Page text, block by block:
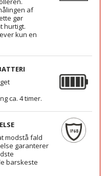
af
gør
hurtigt.
kun en
ca. 4 timer.
modstå fald
garanterer
barskeste